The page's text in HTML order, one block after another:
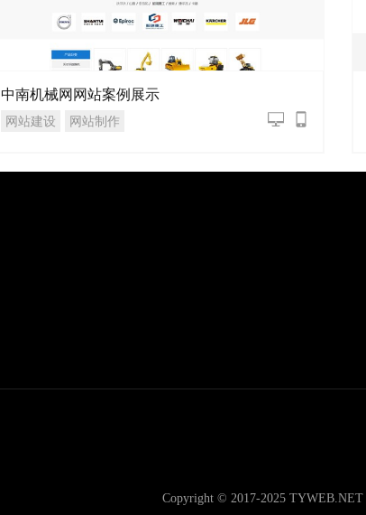
中南机械网网站案例展示
网站建设 网站制作
Copyright © 2017-2025 TYWEB.NET